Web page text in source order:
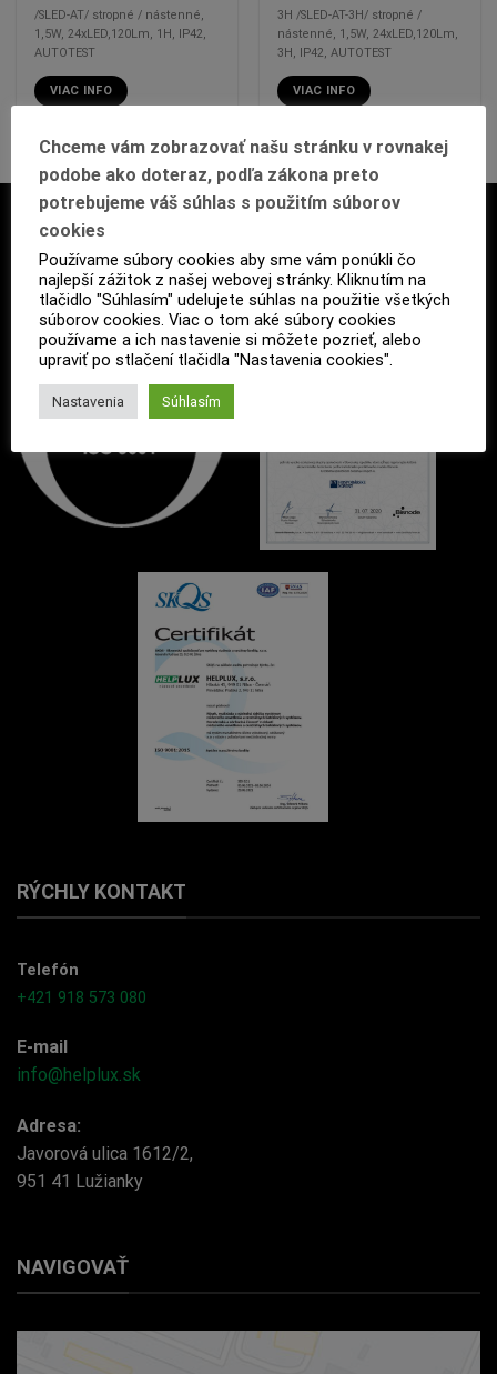
/SLED-AT/ stropné / nástenné,
1,5W, 24xLED,120Lm, 1H, IP42,
AUTOTEST
VIAC INFO
3H /SLED-AT-3H/ stropné /
nástenné, 1,5W, 24xLED,120Lm,
3H, IP42, AUTOTEST
VIAC INFO
CERTIFIKÁCIA
RÝCHLY KONTAKT
Telefón
+421 918 573 080
E-mail
info@helplux.sk
Adresa:
Javorová ulica 1612/2,
951 41 Lužianky
NAVIGOVAŤ
Chceme vám zobrazovať našu stránku v rovnakej
podobe ako doteraz, podľa zákona preto
potrebujeme váš súhlas s použitím súborov
cookies
Používame súbory cookies aby sme vám ponúkli čo
najlepší zážitok z našej webovej stránky. Kliknutím na
tlačidlo "Súhlasím" udelujete súhlas na použitie všetkých
súborov cookies. Viac o tom aké súbory cookies
používame a ich nastavenie si môžete pozrieť, alebo
upraviť po stlačení tlačidla "Nastavenia cookies".
Nastavenia Súhlasím